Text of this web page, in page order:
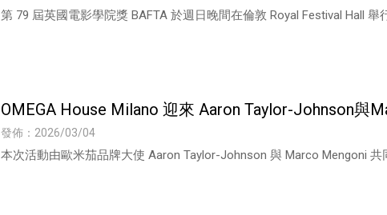
第 79 屆英國電影學院獎 BAFTA 於週日晚間在倫敦 Royal Festival Hall
OMEGA House Milano 迎來 Aaron Taylor-Johnson與
發佈：2026/03/04
本次活動由歐米茄品牌大使 Aaron Taylor-Johnson 與 Marco Mengoni